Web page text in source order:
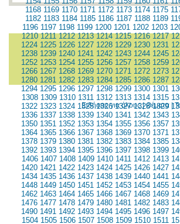
1168 1169 1170 1171 1172 1173 1174 1175
1182 1183 1184 1185 1186 1187 1188 1189
1196 1197 1198 1199 1200 1201 1202 1203
1210 1211 1212 1213 1214 1215 1216 1217
1224 1225 1226 1227 1228 1229 1230 1231
1238 1239 1240 1241 1242 1243 1244 1245
1252 1253 1254 1255 1256 1257 1258 1259
1266 1267 1268 1269 1270 1271 1272 1273
1280 1281 1282 1283 1284 1285 1286 1287
1294 1295 1296 1297 1298 1299 1300 1301
1308 1309 1310 1311 1312 1313 1314 1315
1322 1323 1324 1325 1326 1327 1328 1329
1336 1337 1338 1339 1340 1341 1342 1343
1350 1351 1352 1353 1354 1355 1356 1357
1364 1365 1366 1367 1368 1369 1370 1371
1378 1379 1380 1381 1382 1383 1384 1385
1392 1393 1394 1395 1396 1397 1398 1399
1406 1407 1408 1409 1410 1411 1412 1413
1420 1421 1422 1423 1424 1425 1426 1427
1434 1435 1436 1437 1438 1439 1440 1441
1448 1449 1450 1451 1452 1453 1454 1455
1462 1463 1464 1465 1466 1467 1468 1469
1476 1477 1478 1479 1480 1481 1482 1483
1490 1491 1492 1493 1494 1495 1496 1497
1504 1505 1506 1507 1508 1509 1510 1511
Ειδήσεις για όλους|Θέματα|